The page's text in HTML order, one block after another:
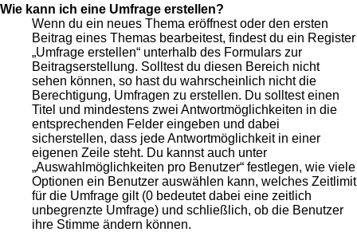
Wie kann ich eine Umfrage erstellen?
Wenn du ein neues Thema eröffnest oder den ersten
Beitrag eines Themas bearbeitest, findest du ein Register
„Umfrage erstellen“ unterhalb des Formulars zur
Beitragserstellung. Solltest du diesen Bereich nicht
sehen können, so hast du wahrscheinlich nicht die
Berechtigung, Umfragen zu erstellen. Du solltest einen
Titel und mindestens zwei Antwortmöglichkeiten in die
entsprechenden Felder eingeben und dabei
sicherstellen, dass jede Antwortmöglichkeit in einer
eigenen Zeile steht. Du kannst auch unter
„Auswahlmöglichkeiten pro Benutzer“ festlegen, wie viele
Optionen ein Benutzer auswählen kann, welches Zeitlimit
für die Umfrage gilt (0 bedeutet dabei eine zeitlich
unbegrenzte Umfrage) und schließlich, ob die Benutzer
ihre Stimme ändern können.